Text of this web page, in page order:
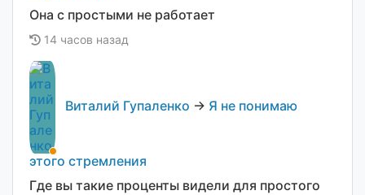
Она с простыми не работает
14 часов назад
Виталий Гупаленко → Я не понимаю
этого стремления
Где вы такие проценты видели для простого